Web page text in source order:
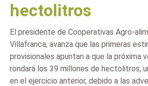
hectolitros
El presidente de Cooperativas Agro-
Villafranca, avanza que las primeras
provisionales apuntan a que la próxima
rondará los 39 millones de hectolitros,
en el ejercicio anterior, debido a las